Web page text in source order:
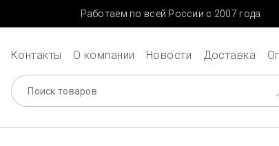
Работаем по всей России с 2007 года
Контакты О компании Новости Доставка